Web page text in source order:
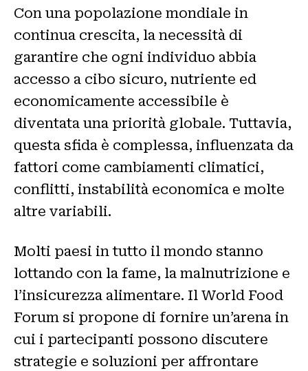
Con una popolazione mondiale in
continua crescita, la necessità di
garantire che ogni individuo abbia
accesso a cibo sicuro, nutriente ed
economicamente accessibile è
diventata una priorità globale. Tuttavia,
questa sfida è complessa, influenzata da
fattori come cambiamenti climatici,
conflitti, instabilità economica e molte
altre variabili.
Molti paesi in tutto il mondo stanno
lottando con la fame, la malnutrizione e
l’insicurezza alimentare. Il World Food
Forum si propone di fornire un’arena in
cui i partecipanti possono discutere
strategie e soluzioni per affrontare